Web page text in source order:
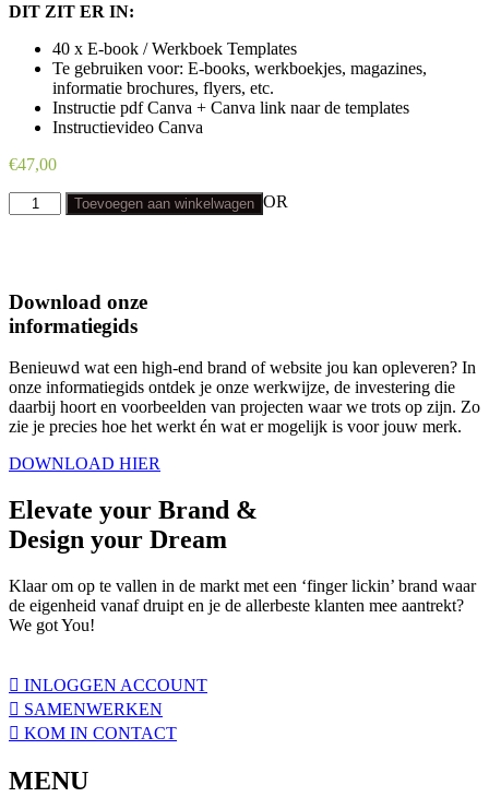
DIT ZIT ER IN:
40 x E-book / Werkboek Templates
Te gebruiken voor: E-books, werkboekjes, magazines,
informatie brochures, flyers, etc.
Instructie pdf Canva + Canva link naar de templates
Instructievideo Canva
€47,00
Emily-
E-
/
Workbook
Templateset
aantal
Toevoegen aan winkelwagen OR
Download onze
informatiegids
Benieuwd wat een high-end brand of website jou kan opleveren? In
onze informatiegids ontdek je onze werkwijze, de investering die
daarbij hoort en voorbeelden van projecten waar we trots op zijn. Zo
zie je precies hoe het werkt én wat er mogelijk is voor jouw merk.
DOWNLOAD HIER
Elevate your Brand &
Design your Dream
Klaar om op te vallen in de markt met een ‘finger lickin’ brand waar
de eigenheid vanaf druipt en je de allerbeste klanten mee aantrekt?
We got You!
INLOGGEN ACCOUNT
SAMENWERKEN
KOM IN CONTACT
MENU